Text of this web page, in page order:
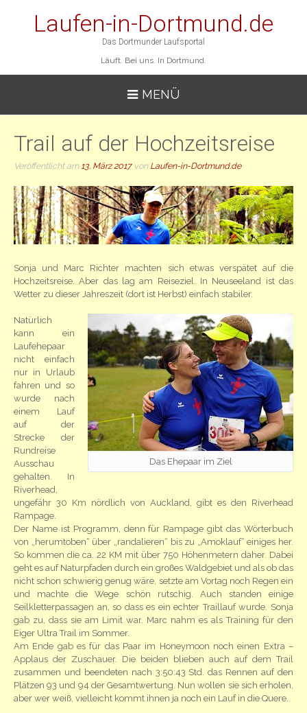
Laufen-in-Dortmund.de
Das Dortmunder Laufsportal
Läuft. Bei uns. In Dortmund.
MENÜ
Trail auf der Hochzeitsreise
Veröffentlicht am 13. März 2017von Laufen-in-Dortmund.de
Sonja und Marc Richter machten sich etwas verspätet auf die
Hochzeitsreise. Aber das lag am Reiseziel. In Neuseeland ist das
Wetter zu dieser Jahreszeit (dort ist Herbst) einfach stabiler.
Das Ehepaar im Ziel
Natürlich
kann ein
Laufehepaar
nicht einfach
nur in Urlaub
fahren und so
wurde nach
einem Lauf
auf der
Strecke der
Rundreise
Ausschau
gehalten. In
Riverhead,
ungefähr 30 Km nördlich von Auckland, gibt es den Riverhead
Rampage.
Der Name ist Programm, denn für Rampage gibt das Wörterbuch
von „herumtoben“ über „randalieren“ bis zu „Amoklauf“ einiges her.
So kommen die ca. 22 KM mit über 750 Höhenmetern daher. Dabei
geht es auf Naturpfaden durch ein großes Waldgebiet und als ob das
nicht schon schwierig genug wäre, setzte am Vortag noch Regen ein
und machte die Wege schön rutschig. Auch standen einige
Seilkletterpassagen an, so dass es ein echter Traillauf wurde. Sonja
gab zu, dass sie am Limit war. Marc nahm es als Training für den
Eiger Ultra Trail im Sommer.
Am Ende gab es für das Paar im Honeymoon noch einen Extra –
Applaus der Zuschauer. Die beiden blieben auch auf dem Trail
zusammen und beendeten nach 3:50:43 Std. das Rennen auf den
Plätzen 93 und 94 der Gesamtwertung. Nun wollen sie sich erholen,
aber wer weiß, vielleicht kommt ihnen ja noch ein Lauf in die Quere.